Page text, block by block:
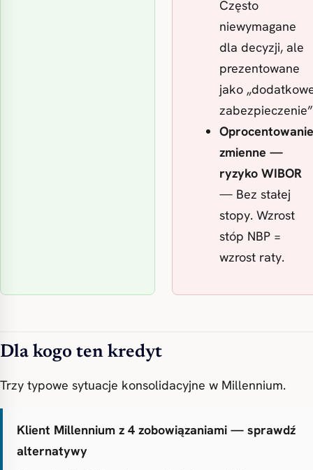
Często
niewymagane
dla decyzji, ale
prezentowane
jako
Oprocentowanie
zmienne —
ryzyko WIBOR
— Bez stałej
stopy. Wzrost
stóp NBP =
wzrost raty.
Dla kogo ten kredyt
Trzy typowe sytuacje konsolidacyjne w Millennium.
Klient Millennium z 4 zobowiązaniami — sprawdź
alternatywy